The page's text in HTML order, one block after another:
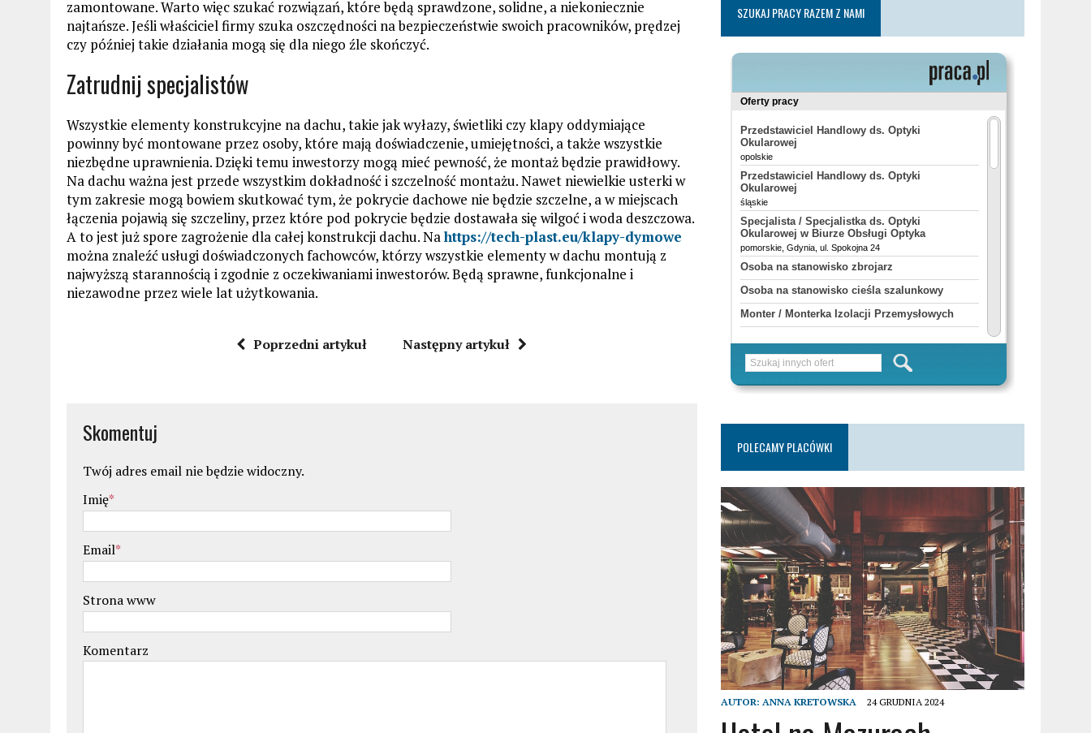
zamontowane. Warto więc szukać rozwiązań, które będą sprawdzone, solidne, a niekoniecznie
najtańsze. Jeśli właściciel firmy szuka oszczędności na bezpieczeństwie swoich pracowników, prędzej
czy później takie działania mogą się dla niego źle skończyć.
Zatrudnij specjalistów
Wszystkie elementy konstrukcyjne na dachu, takie jak wyłazy, świetliki czy klapy oddymiające
powinny być montowane przez osoby, które mają doświadczenie, umiejętności, a także wszystkie
niezbędne uprawnienia. Dzięki temu inwestorzy mogą mieć pewność, że montaż będzie prawidłowy.
Na dachu ważna jest przede wszystkim dokładność i szczelność montażu. Nawet niewielkie usterki w
tym zakresie mogą bowiem skutkować tym, że pokrycie dachowe nie będzie szczelne, a w miejscach
łączenia pojawią się szczeliny, przez które pod pokrycie będzie dostawała się wilgoć i woda deszczowa.
A to jest już spore zagrożenie dla całej konstrukcji dachu. Nahttps://tech-plast.eu/klapy-dymowe
można znaleźć usługi doświadczonych fachowców, którzy wszystkie elementy w dachu montują z
najwyższą starannością i zgodnie z oczekiwaniami inwestorów. Będą sprawne, funkcjonalne i
niezawodne przez wiele lat użytkowania.
Poprzedni artykuł Następny artykuł
Skomentuj
Twój adres email nie będzie widoczny.
Imię*
Email*
Strona www
Komentarz
SZUKAJ PRACY RAZEM Z NAMI
POLECAMY PLACÓWKI
AUTOR: ANNA KRETOWSKA 24 GRUDNIA 2024